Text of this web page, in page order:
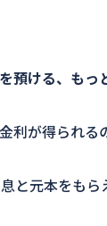
預ける、も
が得られる
と元本をもら